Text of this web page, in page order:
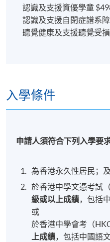
認識及支援資優學童
認識及支援自閉症譜系
聽覺健康及支援聽覺受
入學條件
申請人須符合下列入學要求
為香港永久性居民；及
於香港中學文憑考試
級或以上成績，包括
或
於香港中學會考（
上成績，包括中國語